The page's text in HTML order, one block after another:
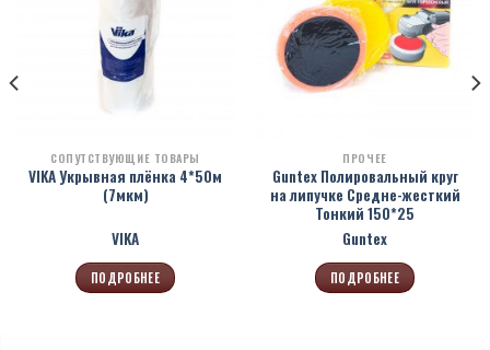
СОПУТСТВУЮЩИЕ ТОВАРЫ
VIKA Укрывная плёнка 4*50м
(7мкм)
VIKA
ПОДРОБНЕЕ
ПРОЧЕЕ
Guntex Полировальный круг
на липучке Средне-жесткий
Тонкий 150*25
Guntex
ПОДРОБНЕЕ